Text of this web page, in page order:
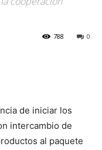
0
788
de iniciar los
intercambio de
al paquete